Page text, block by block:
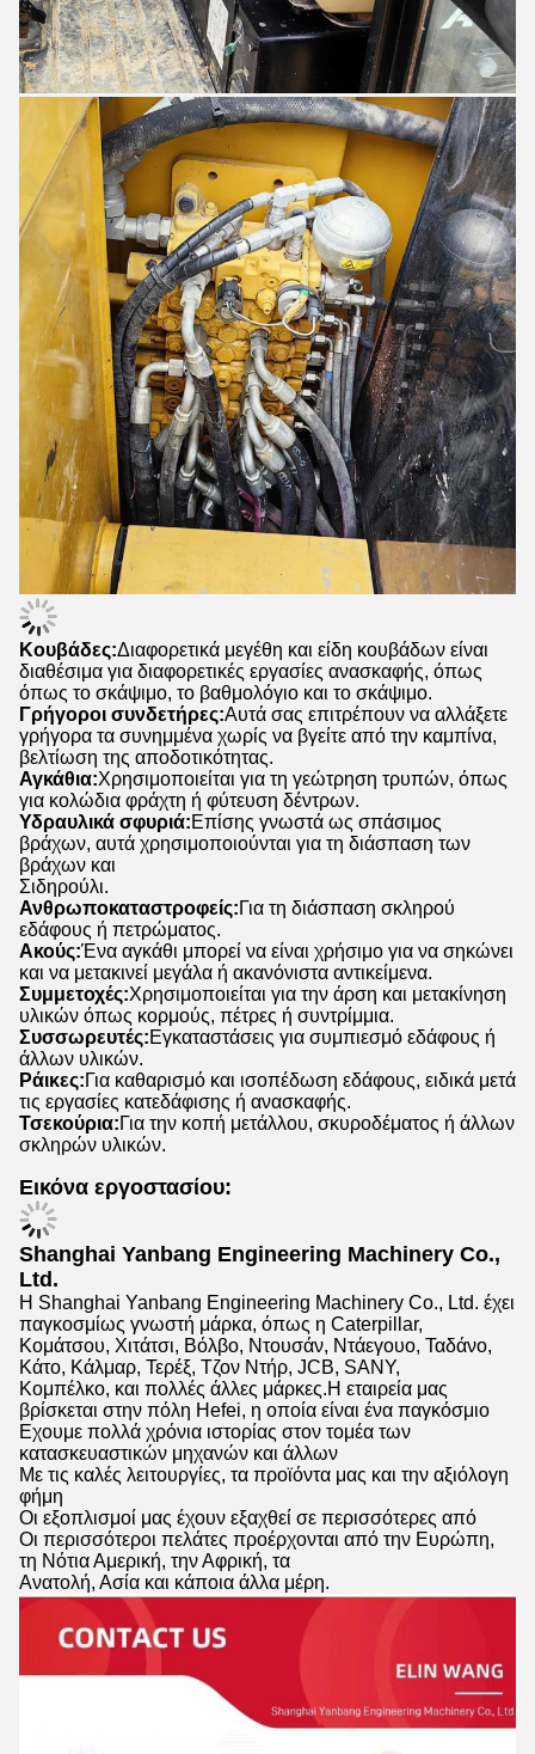
Κουβάδες:Διαφορετικά μεγέθη και είδη κουβάδων είναι
διαθέσιμα για διαφορετικές εργασίες ανασκαφής, όπως
όπως το σκάψιμο, το βαθμολόγιο και το σκάψιμο.
Γρήγοροι συνδετήρες:Αυτά σας επιτρέπουν να αλλάξετε
γρήγορα τα συνημμένα χωρίς να βγείτε από την καμπίνα,
βελτίωση της αποδοτικότητας.
Αγκάθια:Χρησιμοποιείται για τη γεώτρηση τρυπών, όπως
για κολώδια φράχτη ή φύτευση δέντρων.
Υδραυλικά σφυριά:Επίσης γνωστά ως σπάσιμος
βράχων, αυτά χρησιμοποιούνται για τη διάσπαση των
βράχων και
Σιδηρούλι.
Ανθρωποκαταστροφείς:Για τη διάσπαση σκληρού
εδάφους ή πετρώματος.
Ακούς:Ένα αγκάθι μπορεί να είναι χρήσιμο για να σηκώνει
και να μετακινεί μεγάλα ή ακανόνιστα αντικείμενα.
Συμμετοχές:Χρησιμοποιείται για την άρση και μετακίνηση
υλικών όπως κορμούς, πέτρες ή συντρίμμια.
Συσσωρευτές:Εγκαταστάσεις για συμπιεσμό εδάφους ή
άλλων υλικών.
Ράικες:Για καθαρισμό και ισοπέδωση εδάφους, ειδικά μετά
τις εργασίες κατεδάφισης ή ανασκαφής.
Τσεκούρια:Για την κοπή μετάλλου, σκυροδέματος ή άλλων
σκληρών υλικών.
Εικόνα εργοστασίου:
Shanghai Yanbang Engineering Machinery Co.,
Ltd.
Η Shanghai Yanbang Engineering Machinery Co., Ltd. έχει
παγκοσμίως γνωστή μάρκα, όπως η Caterpillar,
Κομάτσου, Χιτάτσι, Βόλβο, Ντουσάν, Ντάεγουο, Ταδάνο,
Κάτο, Κάλμαρ, Τερέξ, Τζον Ντήρ, JCB, SANY,
Κομπέλκο, και πολλές άλλες μάρκες.Η εταιρεία μας
βρίσκεται στην πόλη Hefei, η οποία είναι ένα παγκόσμιο
Εχουμε πολλά χρόνια ιστορίας στον τομέα των
κατασκευαστικών μηχανών και άλλων
Με τις καλές λειτουργίες, τα προϊόντα μας και την αξιόλογη
φήμη
Οι εξοπλισμοί μας έχουν εξαχθεί σε περισσότερες από
Οι περισσότεροι πελάτες προέρχονται από την Ευρώπη,
τη Νότια Αμερική, την Αφρική, τα
Ανατολή, Ασία και κάποια άλλα μέρη.